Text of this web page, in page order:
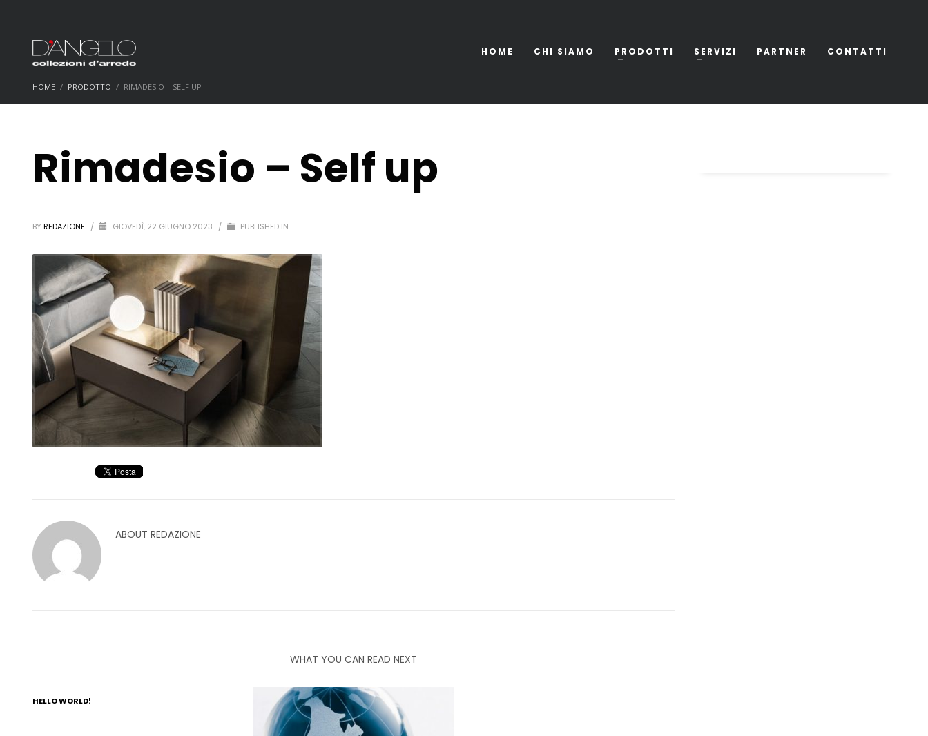
HOME CHI SIAMO PRODOTTI SERVIZI PARTNER CONTATTI
HOME PRODOTTO RIMADESIO – SELF UP
Rimadesio – Self up
BY REDAZIONE / GIOVEDÌ, 22 GIUGNO 2023 / PUBLISHED IN
ABOUT REDAZIONE
WHAT YOU CAN READ NEXT
HELLO WORLD!